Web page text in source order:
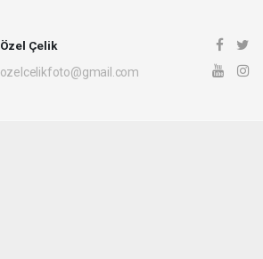
Özel Çelik
ozelcelikfoto@gmail.com